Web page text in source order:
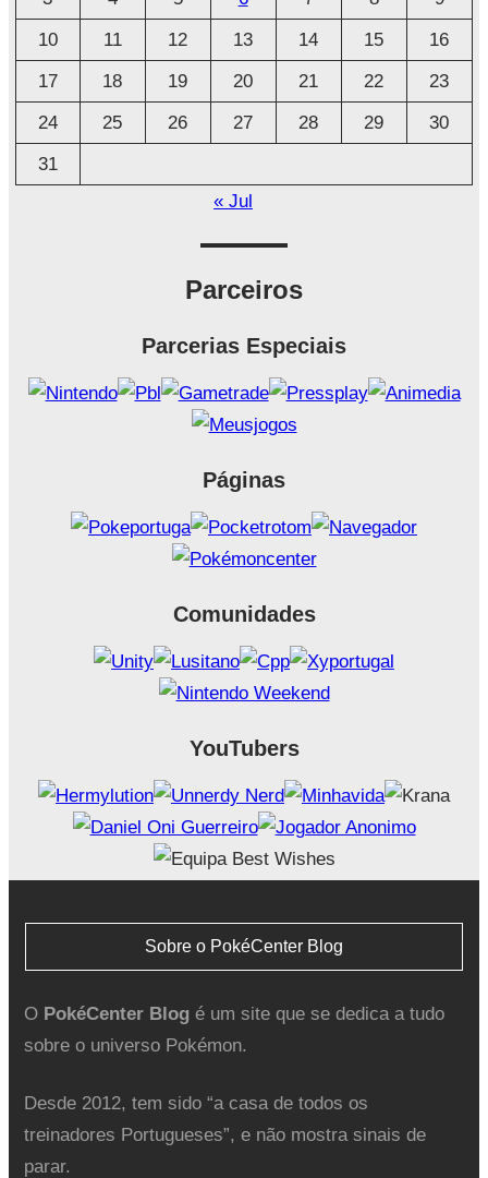
o
10
11 12 13 14 15
16
17
18 19 20 21 22
23
24
25 26 27 28 29
30
31
« Jul
Parceiros
Parcerias Especiais
Páginas
Comunidades
YouTubers
Sobre o PokéCenter Blog
O PokéCenter Blogé um site que se dedica a tudo
sobre o universo Pokémon.
Desde 2012, tem sido “a casa de todos os
treinadores Portugueses”, e não mostra sinais de
parar.